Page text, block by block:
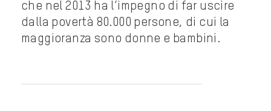
che nel 2013 ha l’impegno di far uscire
dalla povertà 80.000 persone, di cui la
maggioranza sono donne e bambini.